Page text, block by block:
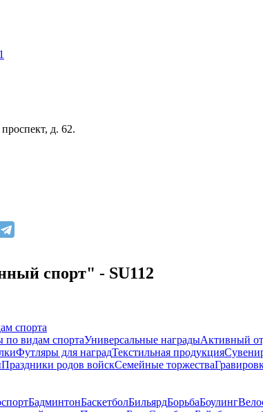
д. 62.
спорт" - SU112
спорта
по видам спортаУниверсальные наградыАктивный
Футляры для наградТекстильная продукция
Праздники родов войскСемейные торжества
БадминтонБаскетболБильярдБорьбаБоулинг